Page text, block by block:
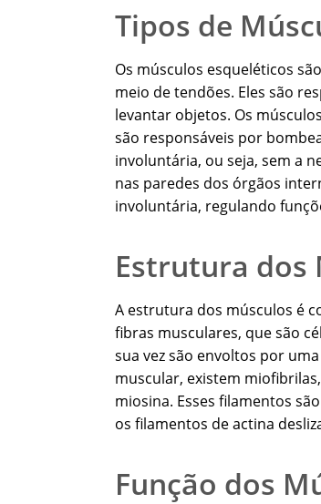
Tipos de
Os músculos esqueléticos
meio de tendões. Eles são
levantar objetos. Os
são responsáveis por
involuntária, ou seja, sem a
nas paredes dos órgãos
involuntária, regulando
Estrutura dos
A estrutura dos músculos é
fibras musculares, que são
sua vez são envoltos por
muscular, existem
miosina. Esses filamentos
os filamentos de actina
Função dos